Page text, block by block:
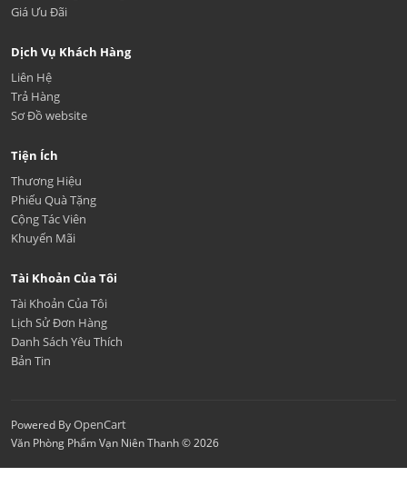
Giá Ưu Đãi
Dịch Vụ Khách Hàng
Liên Hệ
Trả Hàng
Sơ Đồ website
Tiện Ích
Thương Hiệu
Phiếu Quà Tặng
Cộng Tác Viên
Khuyến Mãi
Tài Khoản Của Tôi
Tài Khoản Của Tôi
Lịch Sử Đơn Hàng
Danh Sách Yêu Thích
Bản Tin
Powered ByOpenCart
Văn Phòng Phẩm Vạn Niên Thanh © 2026